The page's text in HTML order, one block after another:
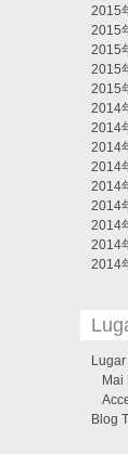
2015
2015
2015
2015
2015
2014
2014
2014
2014
2014
2014
2014
2014
2014
Mai
Blog